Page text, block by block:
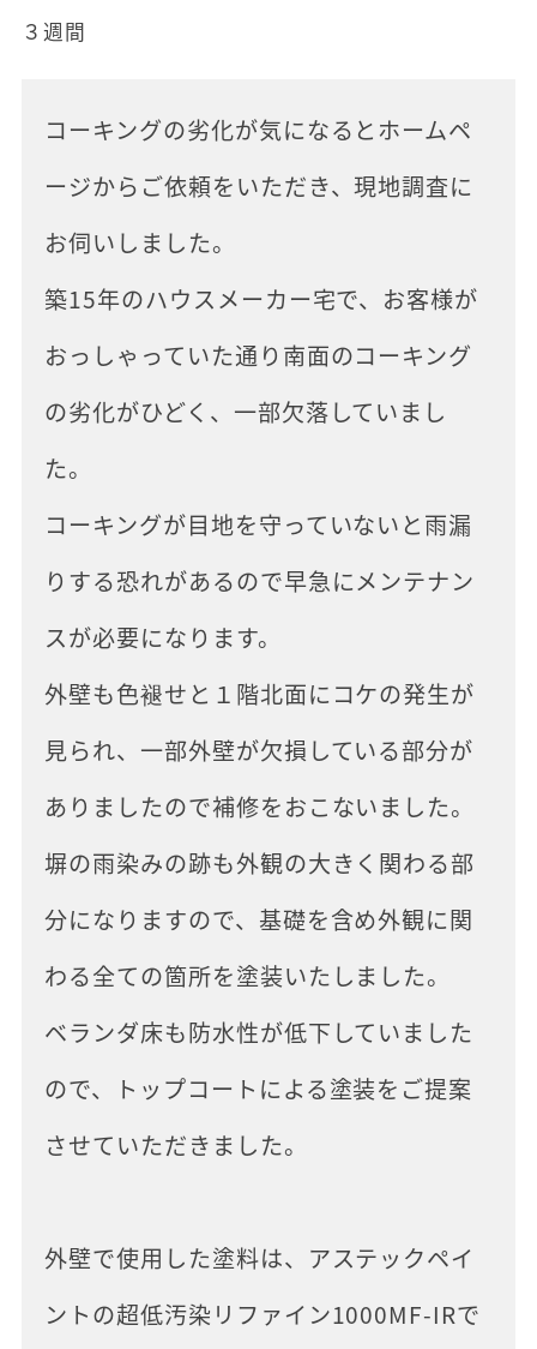
３週間
コーキングの劣化が気になるとホームペ
ージからご依頼をいただき、現地調査に
お伺いしました。
築15年のハウスメーカー宅で、お客様が
おっしゃっていた通り南面のコーキング
の劣化がひどく、一部欠落していまし
た。
コーキングが目地を守っていないと雨漏
りする恐れがあるので早急にメンテナン
スが必要になります。
外壁も色褪せと１階北面にコケの発生が
見られ、一部外壁が欠損している部分が
ありましたので補修をおこないました。
塀の雨染みの跡も外観の大きく関わる部
分になりますので、基礎を含め外観に関
わる全ての箇所を塗装いたしました。
ベランダ床も防水性が低下していました
ので、トップコートによる塗装をご提案
させていただきました。
外壁で使用した塗料は、アステックペイ
ントの超低汚染リファイン1000MF-IRで